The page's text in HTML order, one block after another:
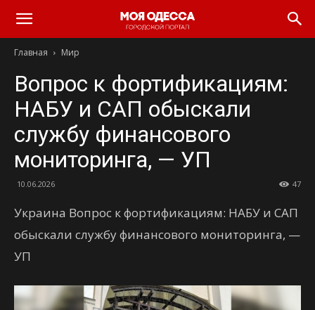
Моя
Одесса
Главная Мир
Вопрос к фортификациям:
НАБУ и САП обыскали
службу финансового
мониторинга, — УП
10.06.2026 47
Украина Вопрос к фортификациям: НАБУ и САП
обыскали службу финансового мониторинга, —
УП